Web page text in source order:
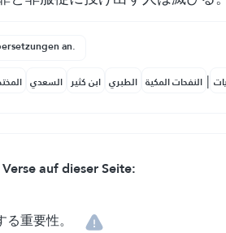
an.
السعدي ابن كثير الطبري النفحات المكية |
auf dieser Seite:
重要性。